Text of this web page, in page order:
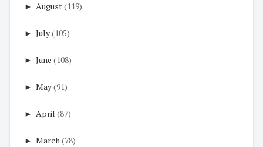
► August(119)
► July(105)
► June (108)
► May(91)
► April (87)
► March(78)